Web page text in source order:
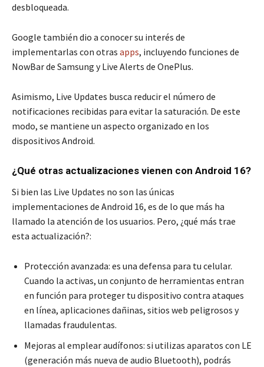
desbloqueada.
Google también dio a conocer su interés de
implementarlas con otras apps, incluyendo funciones de
NowBar de Samsung y Live Alerts de OnePlus.
Asimismo, Live Updates busca reducir el número de
notificaciones recibidas para evitar la saturación. De este
modo, se mantiene un aspecto organizado en los
dispositivos Android.
¿Qué otras actualizaciones vienen con Android 16?
Si bien las Live Updates no son las únicas
implementaciones de Android 16, es de lo que más ha
llamado la atención de los usuarios. Pero, ¿qué más trae
esta actualización?:
Protección avanzada: es una defensa para tu celular.
Cuando la activas, un conjunto de herramientas entran
en función para proteger tu dispositivo contra ataques
en línea, aplicaciones dañinas, sitios web peligrosos y
llamadas fraudulentas.
Mejoras al emplear audífonos: si utilizas aparatos con LE
(generación más nueva de audio Bluetooth), podrás